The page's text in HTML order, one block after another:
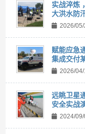
实战淬炼
大洪水防
2026/05/
赋能应急
集成交付
2026/
远眺卫星
安全实战
2024/09/